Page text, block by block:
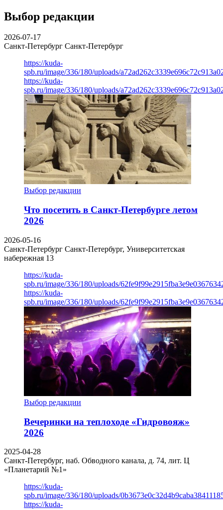
Выбор редакции
2026-07-17
Санкт-Петербург Санкт-Петербург
https://kuda-
spb.ru/image/336/180/uploads/
https://kuda-
spb.ru/image/336/180/uploads/
Выбор редакции
Что посетить в Санкт-Петербурге летом
2026
2026-05-16
Санкт-Петербург Санкт-Петербург, Университетская
набережная 13
https://kuda-
spb.ru/image/336/180/uploads/
https://kuda-
spb.ru/image/336/180/uploads/
Выбор редакции
Вечеринки на теплоходе «Гидровояж»
2026
2025-04-28
Санкт-Петербург, наб. Обводного канала, д. 74, лит. Ц
«Планетарий №1»
https://kuda-
spb.ru/image/336/180/uploads/
https://kuda-